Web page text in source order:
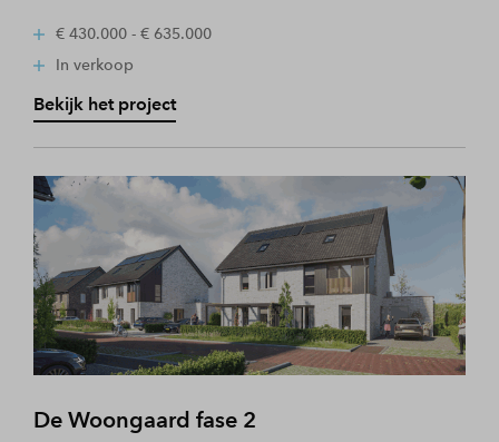
€ 430.000 - € 635.000
In verkoop
Bekijk het project
De Woongaard fase 2